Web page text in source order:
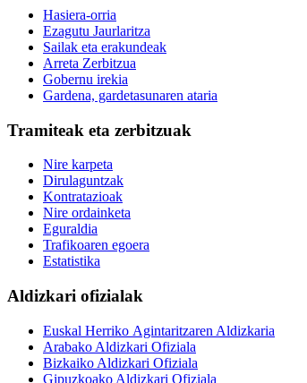
Hasiera-orria
Ezagutu Jaurlaritza
Sailak eta erakundeak
Arreta Zerbitzua
Gobernu irekia
Gardena, gardetasunaren ataria
Tramiteak eta zerbitzuak
Nire karpeta
Dirulaguntzak
Kontratazioak
Nire ordainketa
Eguraldia
Trafikoaren egoera
Estatistika
Aldizkari ofizialak
Euskal Herriko Agintaritzaren Aldizkaria
Arabako Aldizkari Ofiziala
Bizkaiko Aldizkari Ofiziala
Gipuzkoako Aldizkari Ofiziala